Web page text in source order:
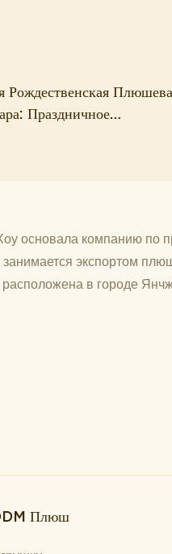
Рождественская
Праздничное
основала компанию по
экспортом
в городе
Плюш